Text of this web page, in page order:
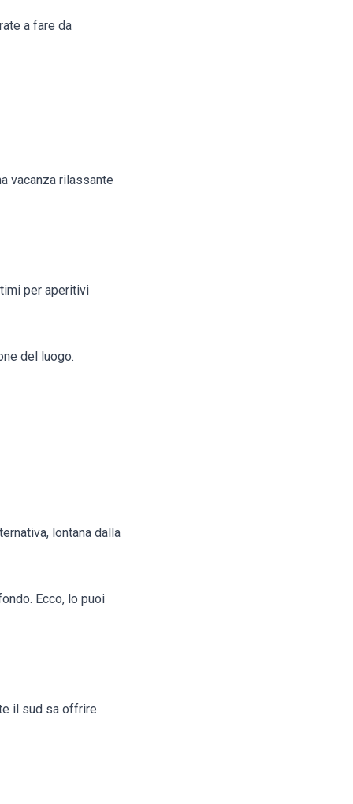
a fare da
vacanza rilassante
per aperitivi
del luogo.
lontana dalla
Ecco, lo puoi
il sud sa offrire.